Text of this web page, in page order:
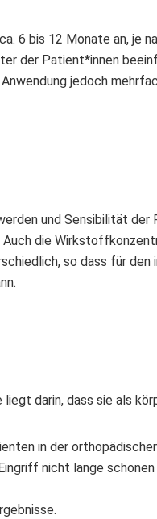
6 bis 12 Monate an, je
der Patient*innen
jedoch
und Sensibilität der
die
so dass für den
liegt darin, dass sie als
in der
nicht lange schonen